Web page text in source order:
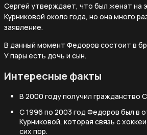
Сергей утверждает, что был женат на
Курниковой около года, но она много
заявление.
В данный момент Федоров состоит в
У пары есть дочь и сын.
Интересные факты
В 2000 году получил гражданство
С 1996 по 2003 год Федоров был в
Курниковой, которая связь с
сих пор.